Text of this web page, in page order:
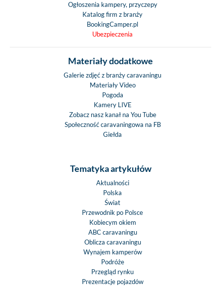
Ogłoszenia kampery, przyczepy
Katalog firm z branży
BookingCamper.pl
Ubezpieczenia
Materiały dodatkowe
Galerie zdjęć z branży caravaningu
Materiały Video
Pogoda
Kamery LIVE
Zobacz nasz kanał na You Tube
Społeczność caravaningowa na FB
Giełda
Tematyka artykułów
Aktualności
Polska
Świat
Przewodnik po Polsce
Kobiecym okiem
ABC caravaningu
Oblicza caravaningu
Wynajem kamperów
Podróże
Przegląd rynku
Prezentacje pojazdów